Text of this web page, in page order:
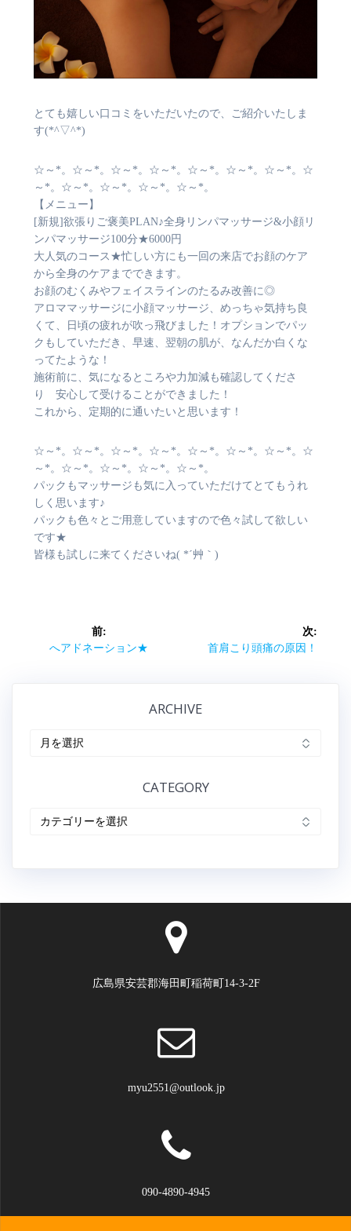
とても嬉しい口コミをいただいたので、ご紹介いたしま
す(*^▽^*)
☆～*。☆～*。☆～*。☆～*。☆～*。☆～*。☆～*。☆
～*。☆～*。☆～*。☆～*。☆～*。
【メニュー】
[新規]欲張りご褒美PLAN♪全身リンパマッサージ&小顔リ
ンパマッサージ100分★6000円
大人気のコース★忙しい方にも一回の来店でお顔のケア
から全身のケアまでできます。
お顔のむくみやフェイスラインのたるみ改善に◎
アロママッサージに小顔マッサージ、めっちゃ気持ち良
くて、日頃の疲れが吹っ飛びました！オプションでパッ
クもしていただき、早速、翌朝の肌が、なんだか白くな
ってたような！
施術前に、気になるところや力加減も確認してくださ
り 安心して受けることができました！
これから、定期的に通いたいと思います！
☆～*。☆～*。☆～*。☆～*。☆～*。☆～*。☆～*。☆
～*。☆～*。☆～*。☆～*。☆～*。
パックもマッサージも気に入っていただけてとてもうれ
しく思います♪
パックも色々とご用意していますので色々試して欲しい
です★
皆様も試しに来てくださいね( *´艸｀)
前:
前
へアドネーション★
次:
次
首肩こり頭痛の原因！
ARCHIVE
CATEGORY
広島県安芸郡海田町稲荷町14-3-2F
myu2551@outlook.jp
090-4890-4945